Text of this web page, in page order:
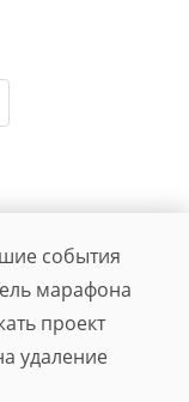
события
марафона
проект
удаление